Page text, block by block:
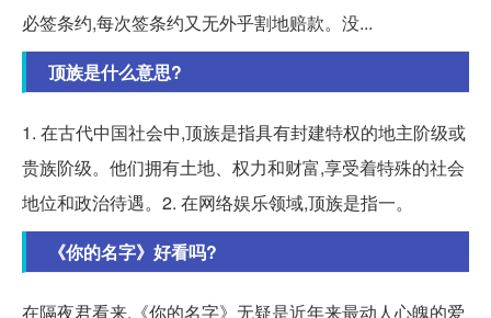
必签条约,每次签条约又无外乎割地赔款。没...
顶族是什么意思?
1. 在古代中国社会中,顶族是指具有封建特权的地主阶级或
贵族阶级。他们拥有土地、权力和财富,享受着特殊的社会
地位和政治待遇。2. 在网络娱乐领域,顶族是指一。
《你的名字》好看吗?
在隔夜君看来,《你的名字》无疑是近年来最动人心魄的爱